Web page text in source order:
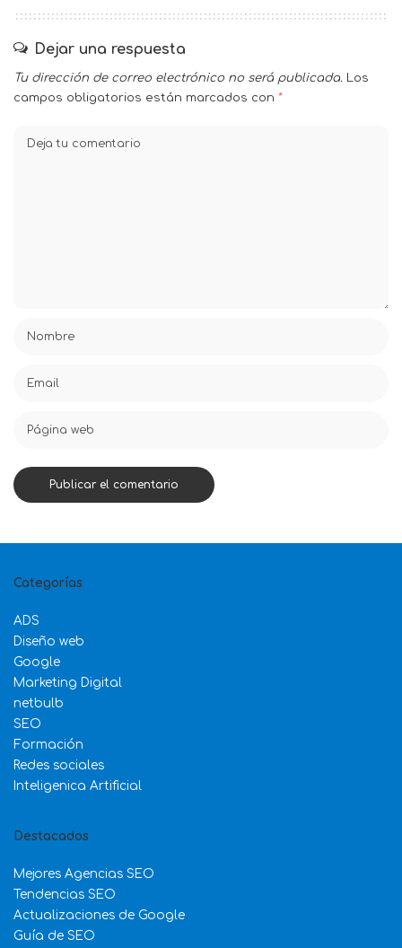
Dejar una respuesta
Tu dirección de correo electrónico no será publicada. Los
campos obligatorios están marcados con *
Categorías
ADS
Diseño web
Google
Marketing Digital
netbulb
SEO
Formación
Redes sociales
Inteligenica Artificial
Destacados
Mejores Agencias SEO
Tendencias SEO
Actualizaciones de Google
Guía de SEO